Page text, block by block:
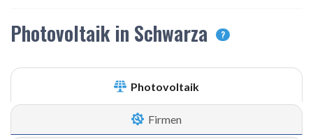
Photovoltaik in Schwarza ?
Photovoltaik
Firmen